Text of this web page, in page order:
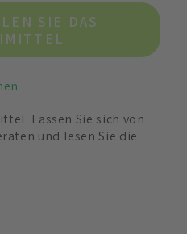
SIE DAS
Lassen Sie sich von
und lesen Sie die